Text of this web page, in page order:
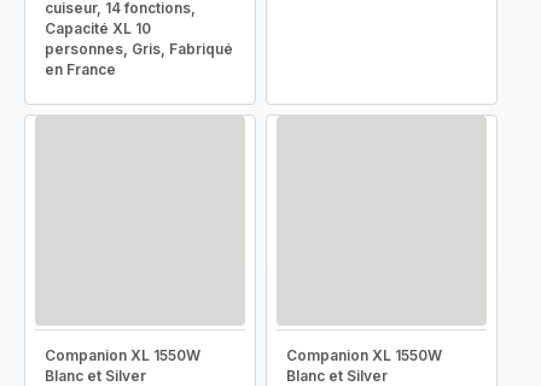
cuiseur, 14 fonctions,
Capacité XL 10
personnes, Gris, Fabriqué
en France
Companion XL 1550W
Blanc et Silver
Companion XL 1550W
Blanc et Silver